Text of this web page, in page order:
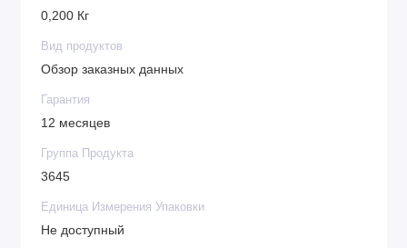
0,200 Кг
Вид продуктов
Обзор заказных данных
Гарантия
12 месяцев
Группа Продукта
3645
Единица Измерения Упаковки
Не доступный